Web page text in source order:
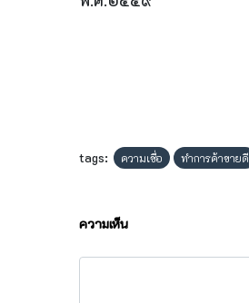
tags: ความเชื่อ ทำการค้าขายดี
ความเห็น